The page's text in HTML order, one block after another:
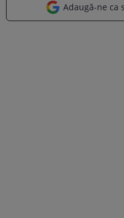
Adaugă-ne ca